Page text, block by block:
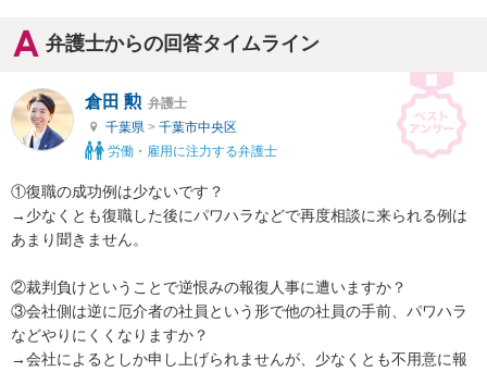
弁護士からの回答タイムライン
倉田 勲 弁護士
千葉県 > 千葉市中央区
労働・雇用に注力する弁護士
①復職の成功例は少ないです？
→少なくとも復職した後にパワハラなどで再度相談に来られる例は
あまり聞きません。
②裁判負けということで逆恨みの報復人事に遭いますか？
③会社側は逆に厄介者の社員という形で他の社員の手前、パワハラ
などやりにくくなりますか？
→会社によるとしか申し上げられませんが、少なくとも不用意に報